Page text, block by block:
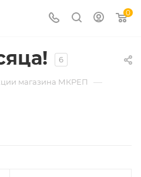
0
6
магазина МКРЕП —